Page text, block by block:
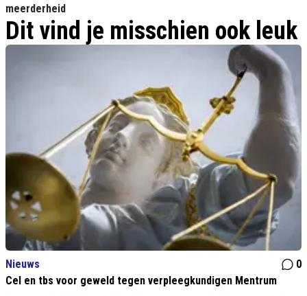
meerderheid
Dit vind je misschien ook leuk
Nieuws
0
Cel en tbs voor geweld tegen verpleegkundigen Mentrum